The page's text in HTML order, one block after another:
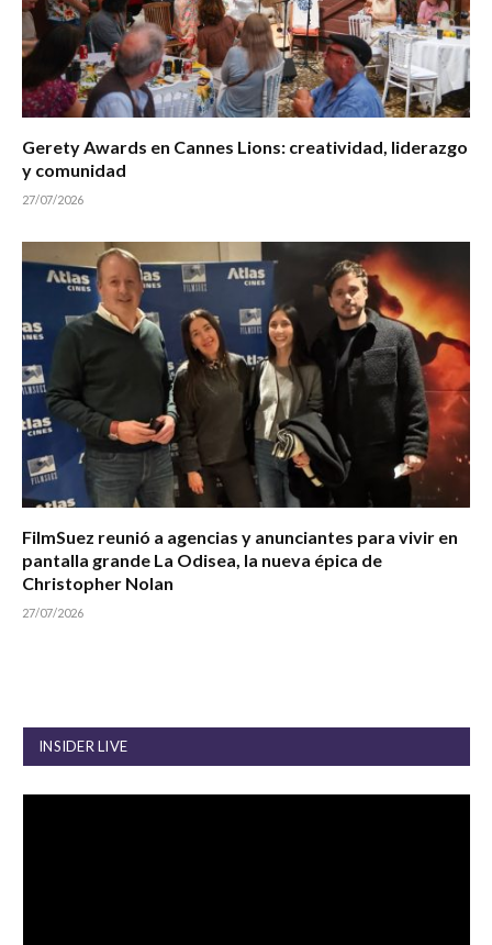
Gerety Awards en Cannes Lions: creatividad, liderazgo
y comunidad
27/07/2026
FilmSuez reunió a agencias y anunciantes para vivir en
pantalla grande La Odisea, la nueva épica de
Christopher Nolan
27/07/2026
INSIDER LIVE